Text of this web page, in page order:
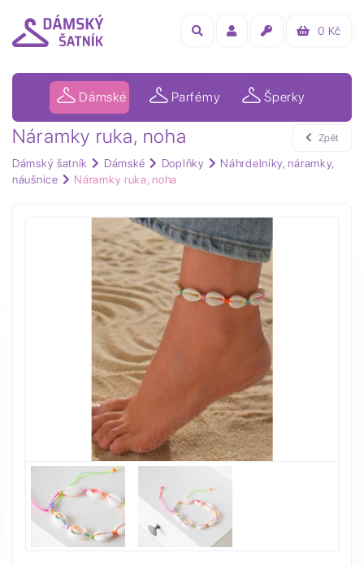
0 Kč
Dámské Parfémy Šperky
Náramky ruka, noha
Dámský šatník Dámské Doplňky
Náhrdelníky, náramky,
náušnice
Náramky ruka, noha
Zpět